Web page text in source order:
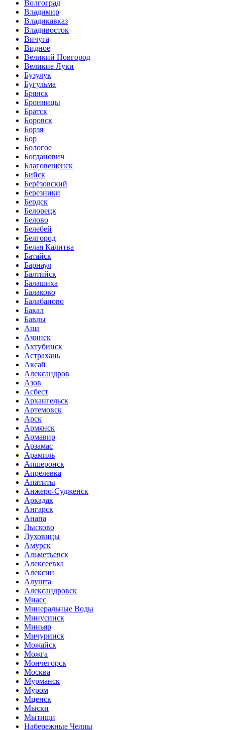
Волгоград
Владимир
Владикавказ
Владивосток
Вичуга
Видное
Великий Новгород
Великие Луки
Бузулук
Бугульма
Брянск
Бронницы
Братск
Боровск
Борзя
Бор
Бологое
Богданович
Благовещенск
Бийск
Берёзовский
Березники
Бердск
Белорецк
Белово
Белебей
Белгород
Белая Калитва
Батайск
Барнаул
Балтийск
Балашиха
Балаково
Балабаново
Бакал
Бавлы
Аша
Ачинск
Ахтубинск
Астрахань
Аксай
Александров
Азов
Асбест
Архангельск
Артемовск
Арск
Армянск
Армавир
Арзамас
Арамиль
Апшеронск
Апрелевка
Апатиты
Анжеро-Судженск
Аркадак
Ангарск
Анапа
Лысково
Луховицы
Амурск
Альметьевск
Алексеевка
Алексин
Алушта
Александровск
Миасс
Минеральные Воды
Минусинск
Миньяр
Мичуринск
Можайск
Можга
Мончегорск
Москва
Мурманск
Муром
Мценск
Мыски
Мытищи
Набережные Челны